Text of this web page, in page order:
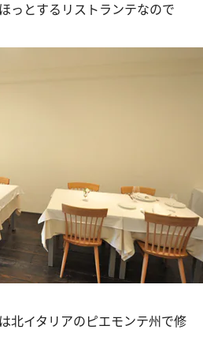
っとするリストランテなので
北イタリアのピエモンテ州で修